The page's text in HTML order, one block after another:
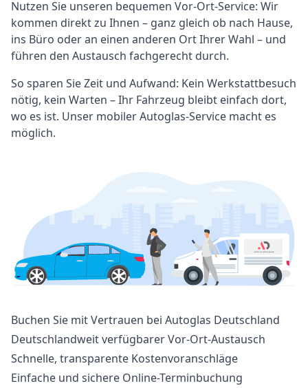
Nutzen Sie unseren bequemen Vor-Ort-Service: Wir
kommen direkt zu Ihnen – ganz gleich ob nach Hause,
ins Büro oder an einen anderen Ort Ihrer Wahl – und
führen den Austausch fachgerecht durch.
So sparen Sie Zeit und Aufwand: Kein Werkstattbesuch
nötig, kein Warten – Ihr Fahrzeug bleibt einfach dort,
wo es ist. Unser mobiler Autoglas-Service macht es
möglich.
Buchen Sie mit Vertrauen bei Autoglas Deutschland
Deutschlandweit verfügbarer Vor-Ort-Austausch
Schnelle, transparente Kostenvoranschläge
Einfache und sichere Online-Terminbuchung